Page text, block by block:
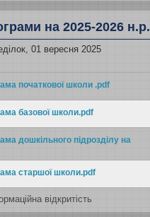
на 2025-2026 н.р.
01 вересня 2025
початкової школи .pdf
базової школи.pdf
дошкільного підрозділу на
старшої школи.pdf
відкритість